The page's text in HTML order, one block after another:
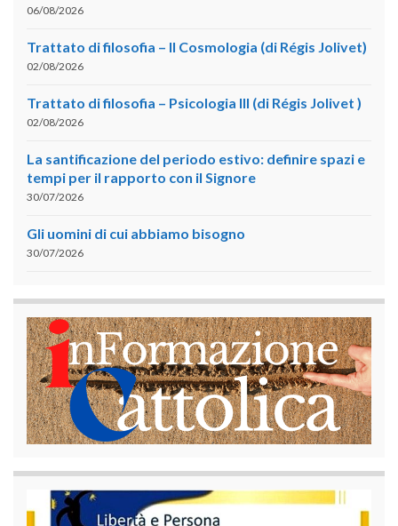
06/08/2026
Trattato di filosofia – II Cosmologia (di Régis Jolivet)
02/08/2026
Trattato di filosofia – Psicologia III (di Régis Jolivet )
02/08/2026
La santificazione del periodo estivo: definire spazi e
tempi per il rapporto con il Signore
30/07/2026
Gli uomini di cui abbiamo bisogno
30/07/2026